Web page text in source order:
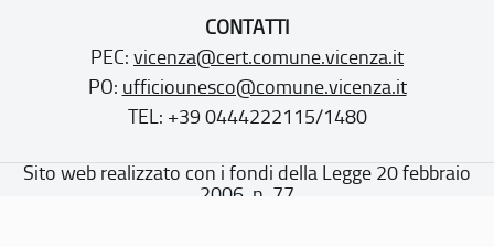
CONTATTI
PEC: vicenza@cert.comune.vicenza.it
PO: ufficiounesco@comune.vicenza.it
TEL: +39 0444222115/1480
Sito web realizzato con i fondi della Legge 20 febbraio
2006, n. 77